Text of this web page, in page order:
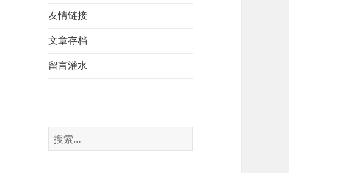
友情链接
文章存档
留言灌水
搜
索